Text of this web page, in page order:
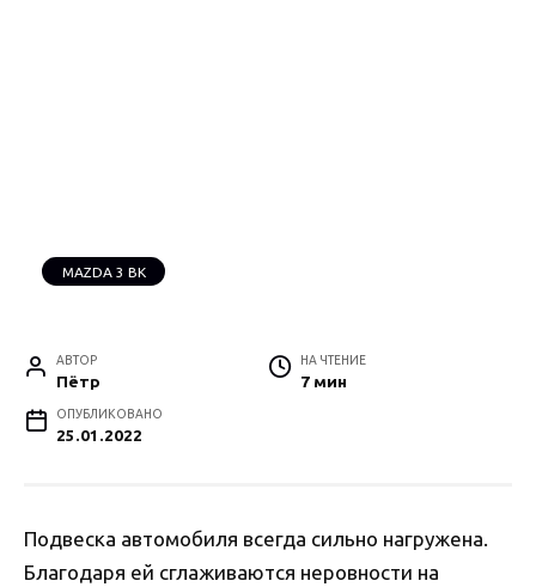
MAZDA 3 BK
АВТОР
Пётр
НА ЧТЕНИЕ
7 мин
ОПУБЛИКОВАНО
25.01.2022
Подвеска автомобиля всегда сильно нагружена.
Благодаря ей сглаживаются неровности на